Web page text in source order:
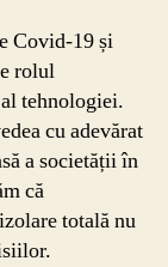
Covid-19 și
rolul
tehnologiei.
cu adevărat
a societății în
că
totală nu